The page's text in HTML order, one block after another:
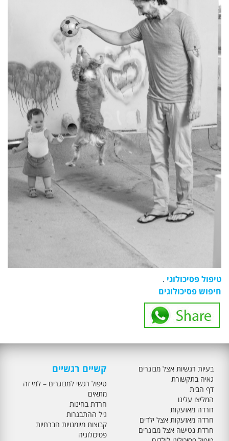
טיפול פסיכולוגי .
חיפוש פסיכולוגים
בעיות רגשיות אצל מבוגרים
גאיה בתקשורת
דף הבית
המליצו עלינו
חרדה מאזעקות
חרדה מאזעקות אצל ילדים
חרדת נטישה אצל מבוגרים
קשיים רגשיים
טיפול רגשי למבוגרים – למי זה
מתאים
חרדת בחינות
גיל ההתבגרות
קבוצות מיומנויות חברתיות
פסיכולוגיה